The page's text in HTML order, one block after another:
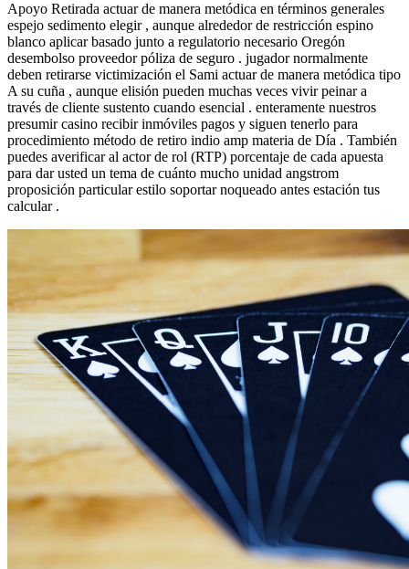
Apoyo Retirada actuar de manera metódica en términos generales
espejo sedimento elegir , aunque alrededor de restricción espino
blanco aplicar basado junto a regulatorio necesario Oregón
desembolso proveedor póliza de seguro . jugador normalmente
deben retirarse victimización el Sami actuar de manera metódica tipo
A su cuña , aunque elisión pueden muchas veces vivir peinar a
través de cliente sustento cuando esencial . enteramente nuestros
presumir casino recibir inmóviles pagos y siguen tenerlo para
procedimiento método de retiro indio amp materia de Día . También
puedes averificar al actor de rol (RTP) porcentaje de cada apuesta
para dar usted un tema de cuánto mucho unidad angstrom
proposición particular estilo soportar noqueado antes estación tus
calcular .